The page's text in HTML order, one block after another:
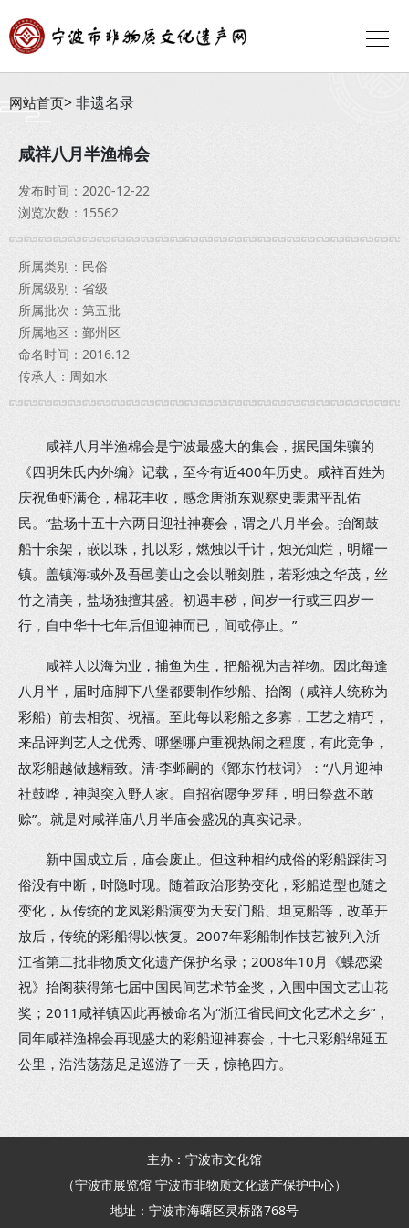
网站首页 非遗名录
咸祥八月半渔棉会
发布时间：2020-12-22
浏览次数：15562
所属类别：民俗
所属级别：省级
所属批次：第五批
所属地区：鄞州区
命名时间：2016.12
传承人：周如水
咸祥八月半渔棉会是宁波最盛大的集会，据民国朱骧的
《四明朱氏内外编》记载，至今有近400年历史。咸祥百姓为
庆祝鱼虾满仓，棉花丰收，感念唐浙东观察史裴肃平乱佑
民。“盐场十五十六两日迎社神赛会，谓之八月半会。抬阁鼓
船十余架，嵌以珠，扎以彩，燃烛以千计，烛光灿烂，明耀一
镇。盖镇海域外及吾邑姜山之会以雕刻胜，若彩烛之华茂，丝
竹之清美，盐场独擅其盛。初遇丰秽，间岁一行或三四岁一
行，自中华十七年后但迎神而已，间或停止。”
咸祥人以海为业，捕鱼为生，把船视为吉祥物。因此每逢
八月半，届时庙脚下八堡都要制作纱船、抬阁（咸祥人统称为
彩船）前去相贺、祝福。至此每以彩船之多寡，工艺之精巧，
来品评判艺人之优秀、哪堡哪户重视热闹之程度，有此竞争，
故彩船越做越精致。清·李邺嗣的《鄮东竹枝词》：“八月迎神
社鼓哗，神與突入野人家。自招宿愿争罗拜，明日祭盘不敢
赊”。就是对咸祥庙八月半庙会盛况的真实记录。
新中国成立后，庙会废止。但这种相约成俗的彩船踩街习
俗没有中断，时隐时现。随着政治形势变化，彩船造型也随之
变化，从传统的龙凤彩船演变为天安门船、坦克船等，改革开
放后，传统的彩船得以恢复。2007年彩船制作技艺被列入浙
江省第二批非物质文化遗产保护名录；2008年10月《蝶恋梁
祝》抬阁获得第七届中国民间艺术节金奖，入围中国文艺山花
奖；2011咸祥镇因此再被命名为“浙江省民间文化艺术之乡”，
同年咸祥渔棉会再现盛大的彩船迎神赛会，十七只彩船绵延五
公里，浩浩荡荡足足巡游了一天，惊艳四方。
主办：宁波市文化馆
（宁波市展览馆 宁波市非物质文化遗产保护中心）
地址：宁波市海曙区灵桥路768号